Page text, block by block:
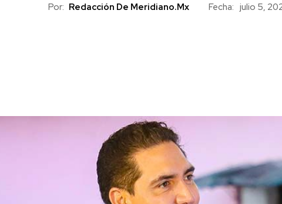
Por: Redacción De Meridiano.mx Fecha: julio 5,